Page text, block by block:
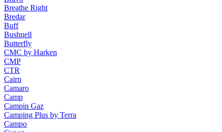
Breathe Right
Bredar
Buff
Bushnell
Butterfly
CMC by Harken
CMP
CTR
Cairn
Camaro
Camp
Campin Gaz
Camping Plus by Terra
Campo